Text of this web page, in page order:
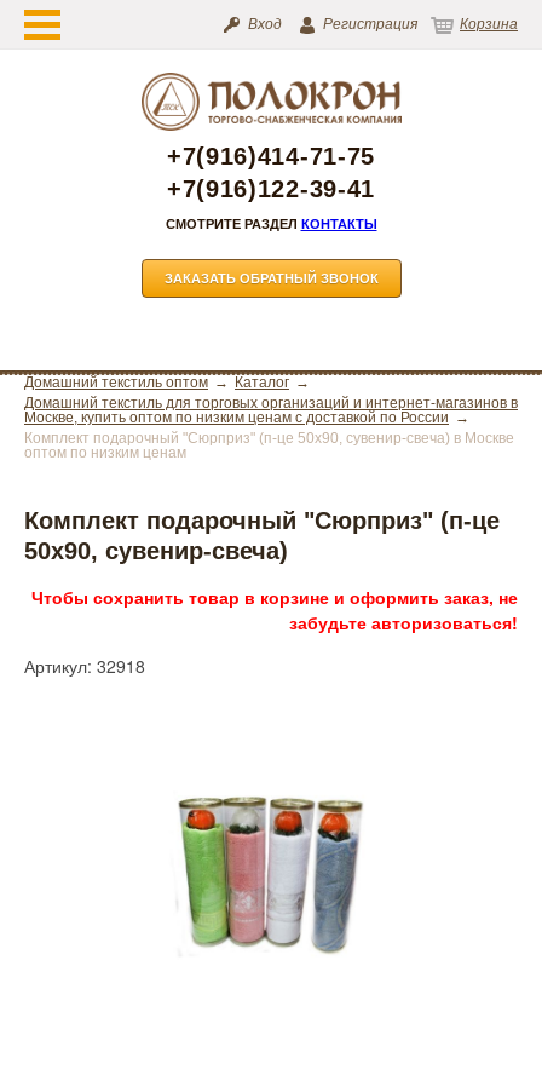
Вход Регистрация Корзина
+7(916)414-71-75
+7(916)122-39-41
СМОТРИТЕ РАЗДЕЛ КОНТАКТЫ
ЗАКАЗАТЬ ОБРАТНЫЙ ЗВОНОК
Домашний текстиль оптом
Каталог
Домашний текстиль для торговых организаций и интернет-магазинов в
Москве, купить оптом по низким ценам с доставкой по России
Комплект подарочный "Сюрприз" (п-це 50х90, сувенир-свеча) в Москве
оптом по низким ценам
Комплект подарочный "Сюрприз" (п-це
50х90, сувенир-свеча)
Чтобы сохранить товар в корзине и оформить заказ, не
забудьте авторизоваться!
Артикул: 32918